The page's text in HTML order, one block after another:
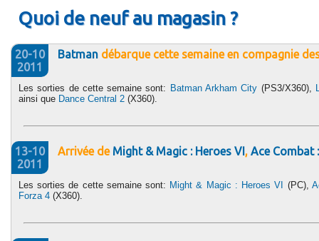
Quoi de neuf au magasin ?
20-10
2011
Batman débarque cette semaine en compagnie
Les sorties de cette semaine sont: Batman Arkham City (PS3/X360),
ainsi que Dance Central 2 (X360).
13-10
2011
Arrivée de Might & Magic : Heroes VI, Ace Combat
Les sorties de cette semaine sont: Might & Magic : Heroes VI (PC),
Forza 4 (X360).